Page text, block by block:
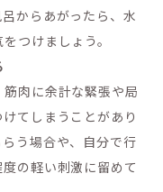
からあがったら、水
つけましょう。
肉に余計な緊張や局
てしまうことがあり
う場合や、自分で行
の軽い刺激に留めて